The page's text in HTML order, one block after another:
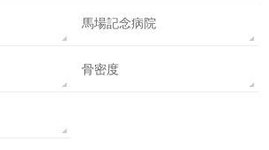
馬場記念病院
骨密度